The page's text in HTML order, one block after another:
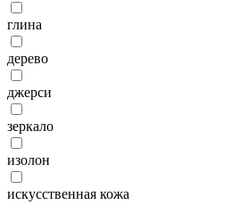
глина
дерево
джерси
зеркало
изолон
искусственная кожа